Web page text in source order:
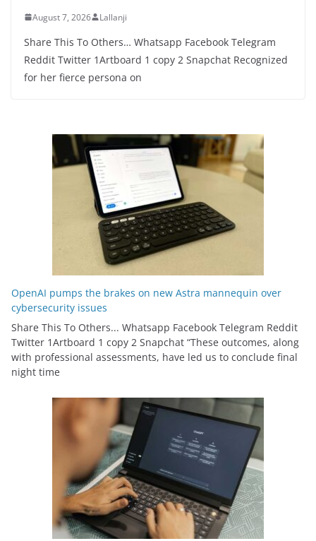
August 7, 2026 Lallanji
Share This To Others… Whatsapp Facebook Telegram
Reddit Twitter 1Artboard 1 copy 2 Snapchat Recognized
for her fierce persona on
OpenAI pumps the brakes on new Astra mannequin over
cybersecurity issues
Share This To Others... Whatsapp Facebook Telegram Reddit
Twitter 1Artboard 1 copy 2 Snapchat “These outcomes, along
with professional assessments, have led us to conclude final
night time